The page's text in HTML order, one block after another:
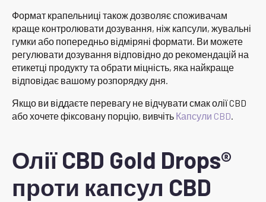
Формат крапельниці також дозволяє споживачам
краще контролювати дозування, ніж капсули, жувальні
гумки або попередньо відміряні формати. Ви можете
регулювати дозування відповідно до рекомендацій на
етикетці продукту та обрати міцність, яка найкраще
відповідає вашому розпорядку дня.
Якщо ви віддаєте перевагу не відчувати смак олії CBD
або хочете фіксовану порцію, вивчіть Капсули CBD.
Олії CBD Gold Drops®
проти капсул CBD